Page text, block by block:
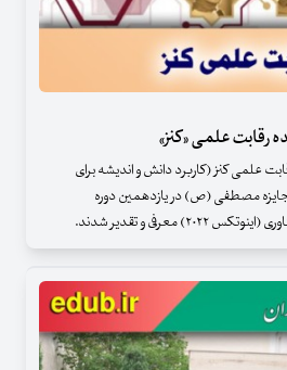
رقابت علمی «کنز»
علمی کنز (کاربرد دانش و اندیشه برای
جایزه مصطفی (ص) در یازدهمین دوره
معرفی و تقدیر شدند.